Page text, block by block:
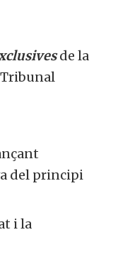
de la
del principi
i la